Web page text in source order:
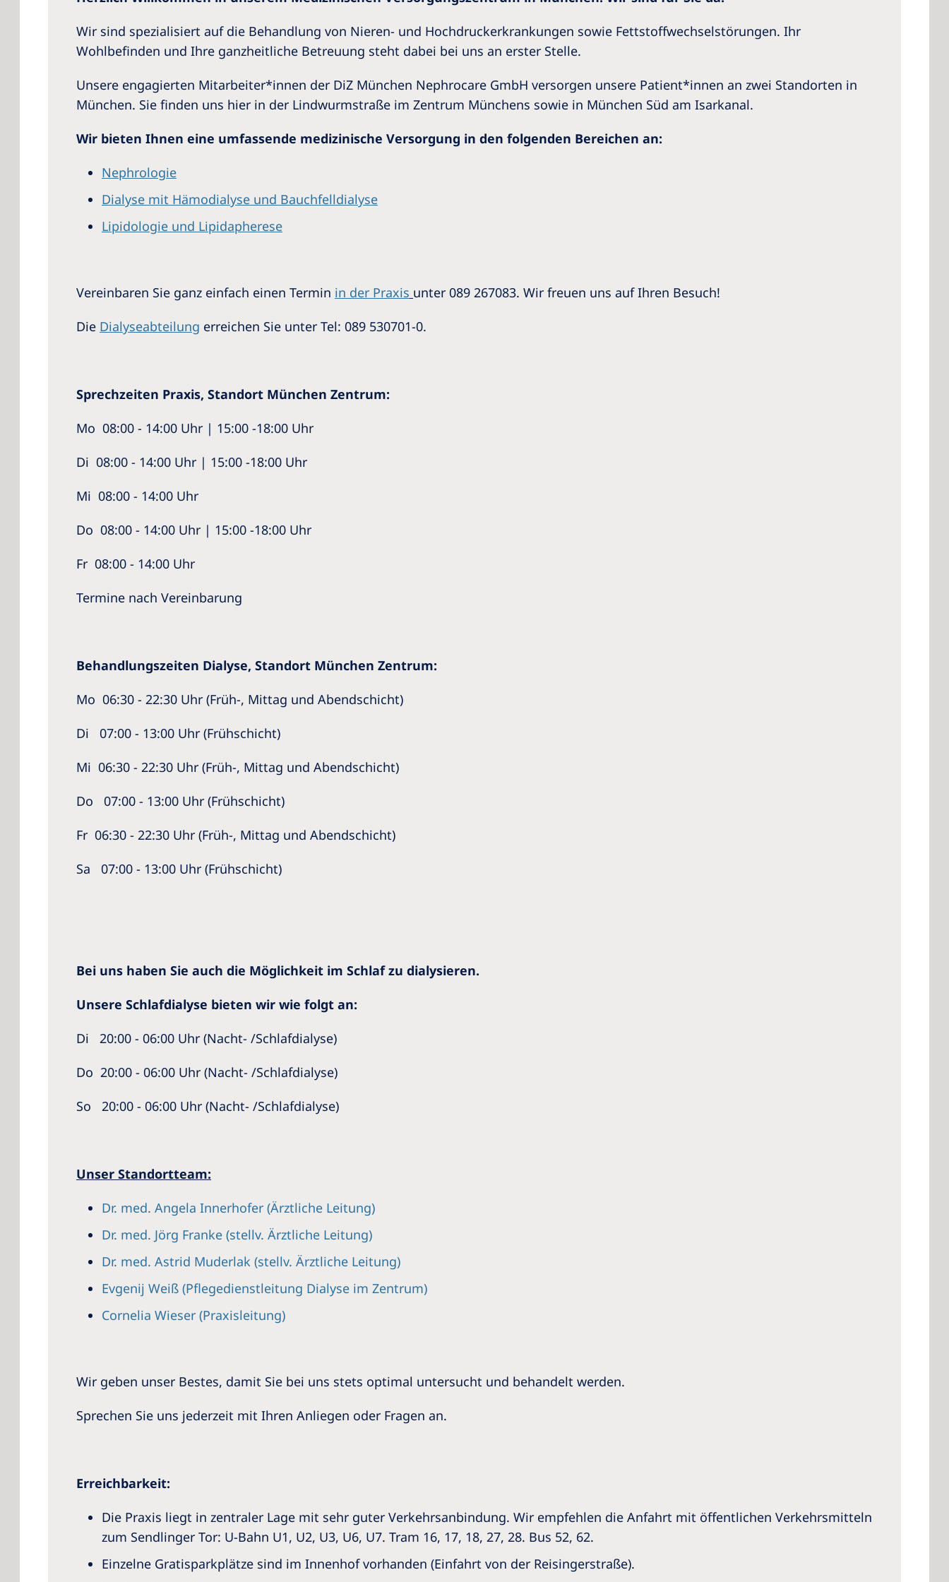
Wir sind spezialisiert auf die Behandlung von Nieren- und Hochdruckerkrankungen sowie Fettstoffwechselstörungen. Ihr
Wohlbefinden und Ihre ganzheitliche Betreuung steht dabei bei uns an erster Stelle.
Unsere engagierten Mitarbeiter*innen der DiZ München Nephrocare GmbH versorgen unsere Patient*innen an zwei Standorten in
München. Sie finden uns hier in der Lindwurmstraße im Zentrum Münchens sowie in München Süd am Isarkanal.
Wir bieten Ihnen eine umfassende medizinische Versorgung in den folgenden Bereichen an:
Nephrologie
Dialyse mit Hämodialyse und Bauchfelldialyse
Lipidologie und Lipidapherese
Vereinbaren Sie ganz einfach einen Termin in der Praxis unter 089 267083. Wir freuen uns auf Ihren Besuch!
Die Dialyseabteilung erreichen Sie unter Tel: 089 530701-0.
Sprechzeiten Praxis, Standort München Zentrum:
Mo 08:00 - 14:00 Uhr | 15:00 -18:00 Uhr
Di 08:00 - 14:00 Uhr | 15:00 -18:00 Uhr
Mi 08:00 - 14:00 Uhr
Do 08:00 - 14:00 Uhr | 15:00 -18:00 Uhr
Fr 08:00 - 14:00 Uhr
Termine nach Vereinbarung
Behandlungszeiten Dialyse, Standort München Zentrum:
Mo 06:30 - 22:30 Uhr (Früh-, Mittag und Abendschicht)
Di 07:00 - 13:00 Uhr (Frühschicht)
Mi 06:30 - 22:30 Uhr (Früh-, Mittag und Abendschicht)
Do 07:00 - 13:00 Uhr (Frühschicht)
Fr 06:30 - 22:30 Uhr (Früh-, Mittag und Abendschicht)
Sa 07:00 - 13:00 Uhr (Frühschicht)
Bei uns haben Sie auch die Möglichkeit im Schlaf zu dialysieren.
Unsere Schlafdialyse bieten wir wie folgt an:
Di 20:00 - 06:00 Uhr (Nacht- /Schlafdialyse)
Do 20:00 - 06:00 Uhr (Nacht- /Schlafdialyse)
So 20:00 - 06:00 Uhr (Nacht- /Schlafdialyse)
Unser Standortteam:
Dr. med. Angela Innerhofer (Ärztliche Leitung)
Dr. med. Jörg Franke (stellv. Ärztliche Leitung)
Dr. med. Astrid Muderlak (stellv. Ärztliche Leitung)
Evgenij Weiß (Pflegedienstleitung Dialyse im Zentrum)
Cornelia Wieser (Praxisleitung)
Wir geben unser Bestes, damit Sie bei uns stets optimal untersucht und behandelt werden.
Sprechen Sie uns jederzeit mit Ihren Anliegen oder Fragen an.
Erreichbarkeit:
Die Praxis liegt in zentraler Lage mit sehr guter Verkehrsanbindung. Wir empfehlen die Anfahrt mit öffentlichen Verkehrsmitteln
zum Sendlinger Tor: U-Bahn U1, U2, U3, U6, U7. Tram 16, 17, 18, 27, 28. Bus 52, 62.
Einzelne Gratisparkplätze sind im Innenhof vorhanden (Einfahrt von der Reisingerstraße).